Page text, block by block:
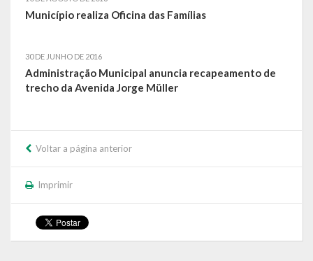
Planos
Contas Públicas
Demonstrativos Contábeis
Leis Orçamentárias
Editais
Município realiza Oficina das Famílias
30 DE JUNHO DE 2016
Administração Municipal anuncia recapeamento de
trecho da Avenida Jorge Müller
Voltar a página anterior
Imprimir